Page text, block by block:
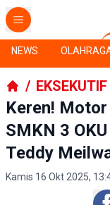
NEWS
/ EKSEKUTIF
Keren!
SMKN 3
Teddy
Kamis 16 Okt 2025,